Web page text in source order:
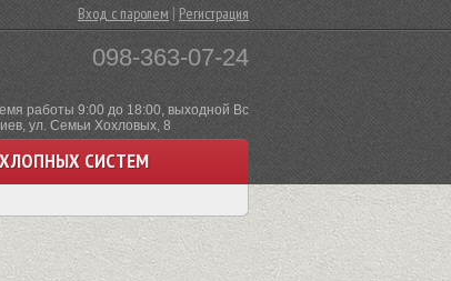
Вход с паролем | Регистрация
098-363-07-24
работы 9:00 до 18:00, выходной Вс
ул. Семьи Хохловых, 8
СИСТЕМ